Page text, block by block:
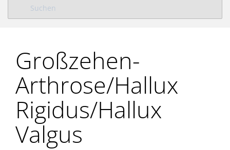
Großzehen-
Arthrose/Hallux
Rigidus/Hallux
Valgus